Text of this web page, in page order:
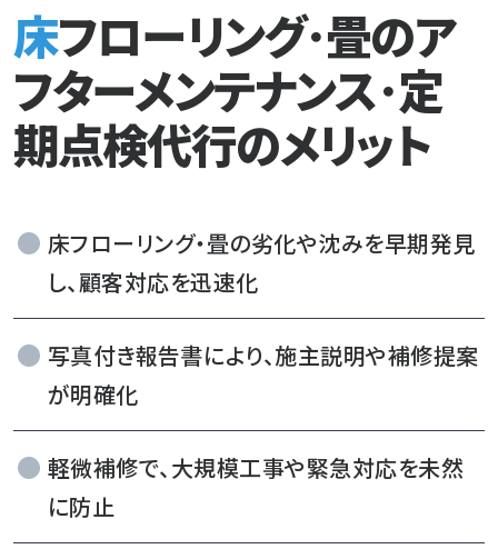
床フローリング･畳のア
フターメンテナンス･定
期点検代行のメリット
床フローリング・畳の劣化や沈みを早期発見
し、顧客対応を迅速化
写真付き報告書により、施主説明や補修提案
が明確化
軽微補修で、大規模工事や緊急対応を未然
に防止